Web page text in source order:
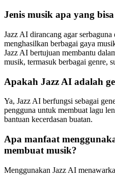
Jenis musik apa yang
Jazz AI dirancang agar
menghasilkan berbagai gaya
Jazz AI bertujuan membantu
musik, termasuk berbagai genre,
Apakah Jazz AI adalah
Ya, Jazz AI berfungsi sebagai
pengguna untuk membuat lagu
bantuan kecerdasan buatan.
Apa manfaat
membuat musik?
Menggunakan Jazz AI